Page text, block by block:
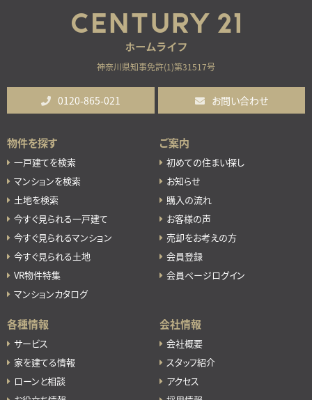
神奈川県知事免許(1)第31517号
0120-865-021 お問い合わせ
物件を探す
一戸建てを検索
マンションを検索
土地を検索
今すぐ見られる一戸建て
今すぐ見られるマンション
今すぐ見られる土地
VR物件特集
マンションカタログ
ご案内
初めての住まい探し
お知らせ
購入の流れ
お客様の声
売却をお考えの方
会員登録
会員ページログイン
各種情報
サービス
家を建てる情報
ローンと相談
会社情報
会社概要
スタッフ紹介
アクセス